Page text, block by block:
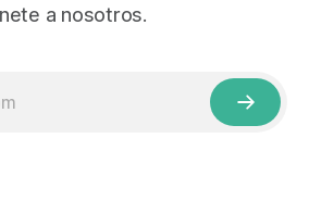
a nosotros.